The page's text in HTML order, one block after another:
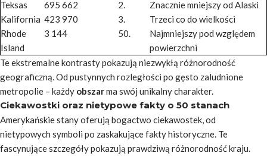
Teksas 695 662 2.
Znacznie mniejszy od Alaski
Kalifornia 423 970 3.
Trzeci co do wielkości
Rhode
Island
3 144 50.
Najmniejszy pod względem
powierzchni
Te ekstremalne kontrasty pokazują niezwykłą różnorodność
geograficzną. Od pustynnych rozległości po gęsto zaludnione
metropolie – każdy obszarma swój unikalny charakter.
Ciekawostki oraz nietypowe fakty o 50 stanach
Amerykańskie stany oferują bogactwo ciekawostek, od
nietypowych symboli po zaskakujące fakty historyczne. Te
fascynujące szczegóły pokazują prawdziwą różnorodność kraju.